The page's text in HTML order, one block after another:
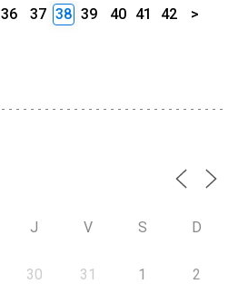
36 37 38 39 40 41 42 >
J V S D
30 31 1 2